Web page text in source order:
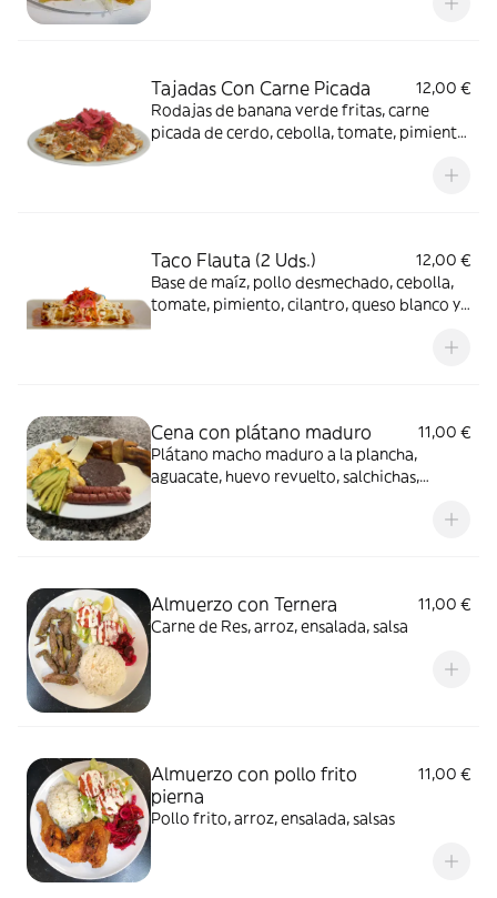
Tajadas Con Carne Picada
12,00 €
Rodajas de banana verde fritas, carne
picada de cerdo, cebolla, tomate, pimiento,
Taco Flauta (2 Uds.)
12,00 €
Base de maíz, pollo desmechado, cebolla,
tomate, pimiento, cilantro, queso blanco y
Cena con plátano maduro
11,00 €
Plátano macho maduro a la plancha,
aguacate, huevo revuelto, salchichas,
Almuerzo con Ternera
11,00 €
Carne de Res, arroz, ensalada, salsa
Almuerzo con pollo frito
pierna
11,00 €
Pollo frito, arroz, ensalada, salsas